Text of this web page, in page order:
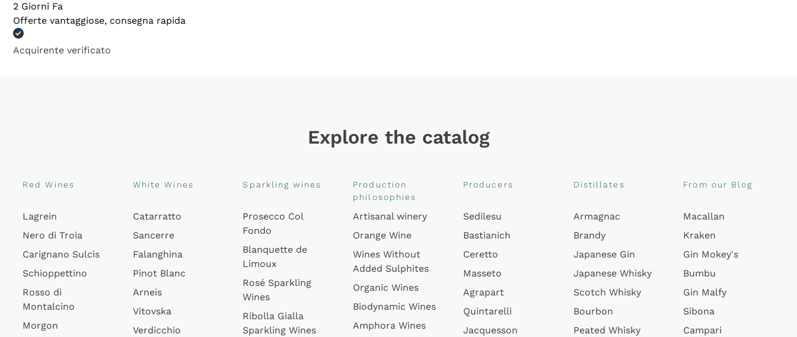
2 Giorni Fa
Offerte vantaggiose, consegna rapida
Acquirente verificato
Explore the catalog
Red Wines
Lagrein
Nero di Troia
Carignano Sulcis
Schioppettino
Rosso di
Montalcino
Morgon
White Wines
Catarratto
Sancerre
Falanghina
Pinot Blanc
Arneis
Vitovska
Verdicchio
Sparkling wines
Prosecco Col
Fondo
Blanquette de
Limoux
Rosé Sparkling
Wines
Ribolla Gialla
Sparkling Wines
Production
philosophies
Artisanal winery
Orange Wine
Wines Without
Added Sulphites
Organic Wines
Biodynamic Wines
Amphora Wines
Producers
Sedilesu
Bastianich
Ceretto
Masseto
Agrapart
Quintarelli
Jacquesson
Distillates
Armagnac
Brandy
Japanese Gin
Japanese Whisky
Scotch Whisky
Bourbon
Peated Whisky
From our Blog
Macallan
Kraken
Gin Mokey's
Bumbu
Gin Malfy
Sibona
Campari